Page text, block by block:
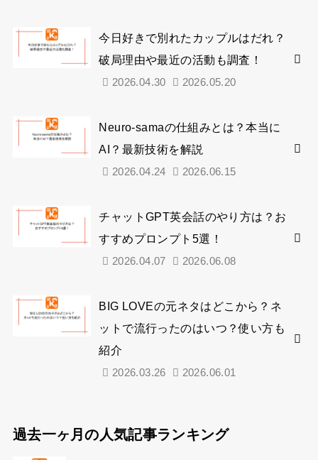
今日好きで別れたカップルはだれ？
破局理由や最近の活動も調査！
2026.04.30 2026.05.20
Neuro-samaの仕組みとは？本当に
AI？最新技術を解説
2026.04.24 2026.06.15
チャットGPT英会話のやり方は？お
すすめプロンプト5選！
2026.04.07 2026.06.08
BIG LOVEの元ネタはどこから？ネ
ットで流行ったのはいつ？使い方も
紹介
2026.03.26 2026.06.01
過去一ヶ月の人気記事ランキング